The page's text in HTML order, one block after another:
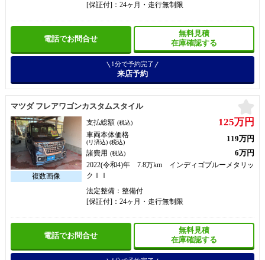
[保証付]：24ヶ月・走行無制限
電話でお問合せ
無料見積
在庫確認する
1分で予約完了
来店予約
マツダ フレアワゴンカスタムスタイル
支払総額 (税込) 125万円
車両本体価格
(リ済込) (税込) 119万円
諸費用 (税込) 6万円
2022(令和4)年 7.8万km インディゴブルーメタリッ
クＩＩ
法定整備：整備付
[保証付]：24ヶ月・走行無制限
電話でお問合せ
無料見積
在庫確認する